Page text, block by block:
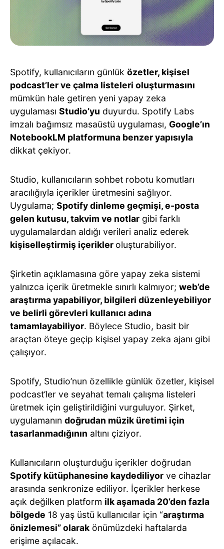
Spotify, kullanıcıların günlük özetler, kişisel
podcast’ler ve çalma listeleri oluşturmasını
mümkün hale getiren yeni yapay zeka
uygulaması Studio’yu duyurdu. Spotify Labs
imzalı bağımsız masaüstü uygulaması, Google’ın
NotebookLM platformuna benzer yapısıyla
dikkat çekiyor.
Studio, kullanıcıların sohbet robotu komutları
aracılığıyla içerikler üretmesini sağlıyor.
Uygulama; Spotify dinleme geçmişi, e-posta
gelen kutusu, takvim ve notlar gibi farklı
uygulamalardan aldığı verileri analiz ederek
kişiselleştirmiş içerikler oluşturabiliyor.
Şirketin açıklamasına göre yapay zeka sistemi
yalnızca içerik üretmekle sınırlı kalmıyor; web’de
araştırma yapabiliyor, bilgileri düzenleyebiliyor
ve belirli görevleri kullanıcı adına
tamamlayabiliyor. Böylece Studio, basit bir
araçtan öteye geçip kişisel yapay zeka ajanı gibi
çalışıyor.
Spotify, Studio’nun özellikle günlük özetler, kişisel
podcast’ler ve seyahat temalı çalışma listeleri
üretmek için geliştirildiğini vurguluyor. Şirket,
uygulamanın doğrudan müzik üretimi için
tasarlanmadığının altını çiziyor.
Kullanıcıların oluşturduğu içerikler doğrudan
Spotify kütüphanesine kaydediliyor ve cihazlar
arasında senkronize ediliyor. İçerikler herkese
açık değilken platform ilk aşamada 20’den fazla
bölgede 18 yaş üstü kullanıcılar için “araştırma
önizlemesi” olarak önümüzdeki haftalarda
erişime açılacak.